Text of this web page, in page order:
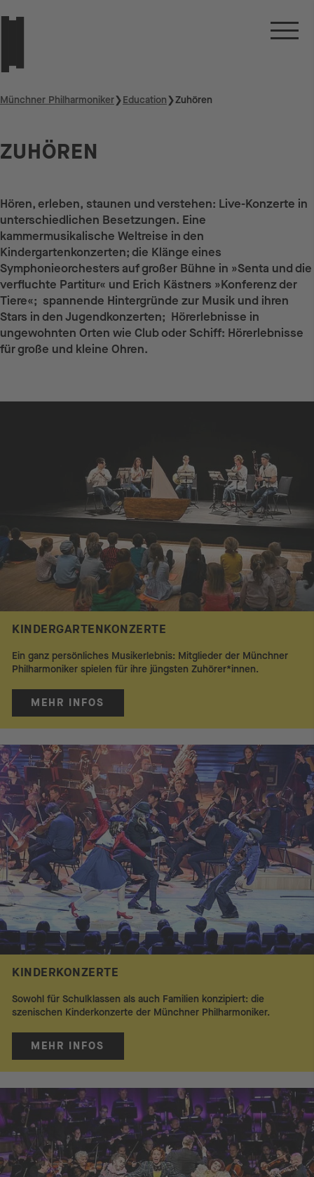
Münchner Philharmoniker❯Education❯Zuhören
ZUHÖREN
Hören, erleben, staunen und verstehen: Live-Konzerte in
unterschiedlichen Besetzungen. Eine
kammermusikalische Weltreise in den
Kindergartenkonzerten; die Klänge eines
Symphonieorchesters auf großer Bühne in »Senta und die
verfluchte Partitur« und Erich Kästners »Konferenz der
Tiere«; spannende Hintergründe zur Musik und ihren
Stars in den Jugendkonzerten; Hörerlebnisse in
ungewohnten Orten wie Club oder Schiff: Hörerlebnisse
für große und kleine Ohren.
KINDERGARTENKONZERTE
Ein ganz persönliches Musikerlebnis: Mitglieder der Münchner
Philharmoniker spielen für ihre jüngsten Zuhörer*innen.
MEHR INFOS
KINDERKONZERTE
Sowohl für Schulklassen als auch Familien konzipiert: die
szenischen Kinderkonzerte der Münchner Philharmoniker.
MEHR INFOS